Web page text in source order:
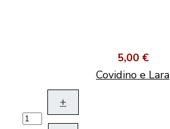
5,00 €
Covidino e Lara
+